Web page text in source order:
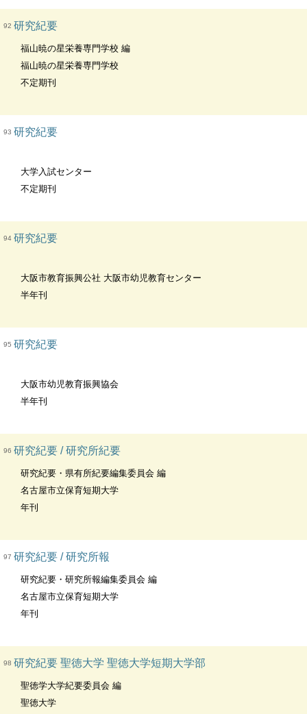
92 研究紀要
福山暁の星栄養専門学校 編
福山暁の星栄養専門学校
不定期刊
93 研究紀要
大学入試センター
不定期刊
94 研究紀要
大阪市教育振興公社 大阪市幼児教育センター
半年刊
95 研究紀要
大阪市幼児教育振興協会
半年刊
96 研究紀要 / 研究所紀要
研究紀要・県有所紀要編集委員会 編
名古屋市立保育短期大学
年刊
97 研究紀要 / 研究所報
研究紀要・研究所報編集委員会 編
名古屋市立保育短期大学
年刊
98 研究紀要 聖徳大学 聖徳大学短期大学部
聖徳学大学紀要委員会 編
聖徳大学